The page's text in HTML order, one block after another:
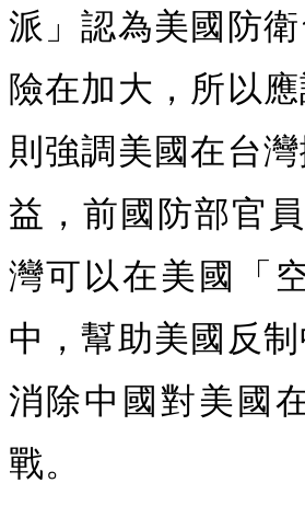
派」認為美國防
險在加大，所以
則強調美國在台
益，前國防部官
灣可以在美國「
中，幫助美國反
消除中國對美國
戰。